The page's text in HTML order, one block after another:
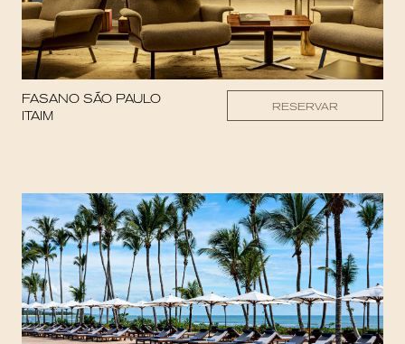
FASANO SÃO PAULO
ITAIM
RESERVAR